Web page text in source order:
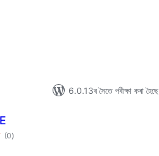
6.0.13ৰ সৈতে পৰীক্ষা কৰা হৈছে
(0টা
মুঠ)